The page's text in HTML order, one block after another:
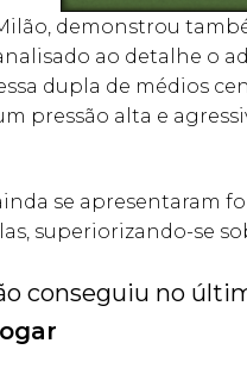
demonstrou
ao detalhe o
dupla de médios
pressão alta e
se apresentaram
superiorizando-se
conseguiu no